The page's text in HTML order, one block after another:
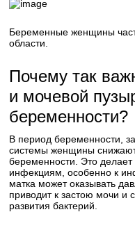
Беременные женщины
области.
Почему так
и мочевой
беременности?
В период беременности,
системы женщины
беременности. Это
инфекциям, особенно к
матка может оказывать
приводит к застою мочи и
развития бактерий.